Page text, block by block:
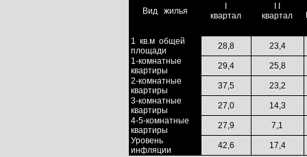
Вид жилья
I
квартал
I I
квартал
1 кв.м общей
площади
28,8
23,4
1-комнатные
квартиры
29,4
25,8
2-комнатные
квартиры
37,5
23,2
3-комнатные
квартиры
27,0
14,3
4-5-комнатные
квартиры
27,9
7,1
Уровень
инфляции
42,6 17,4